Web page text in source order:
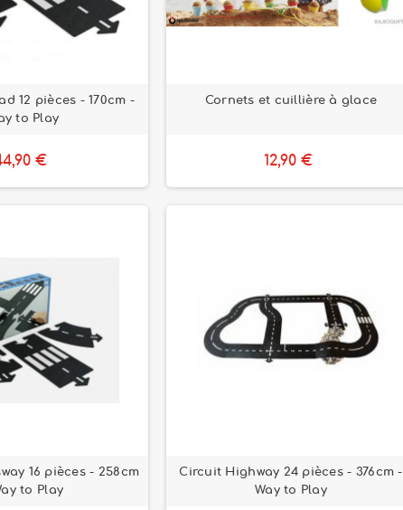
12 pièces - 170cm -
to Play
€
Cornets et cuillière à glace
12,90 €
16 pièces - 258cm
to Play
Circuit Highway 24 pièces - 376cm -
Way to Play